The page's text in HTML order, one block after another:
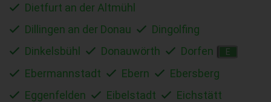
Dietfurt an der Altmühl
Dillingen an der Donau
Dingolfing
Dinkelsbühl
Donauwörth Dorfen E
Ebermannstadt Ebern
Ebersberg
Eggenfelden
Eibelstadt
Eichstätt